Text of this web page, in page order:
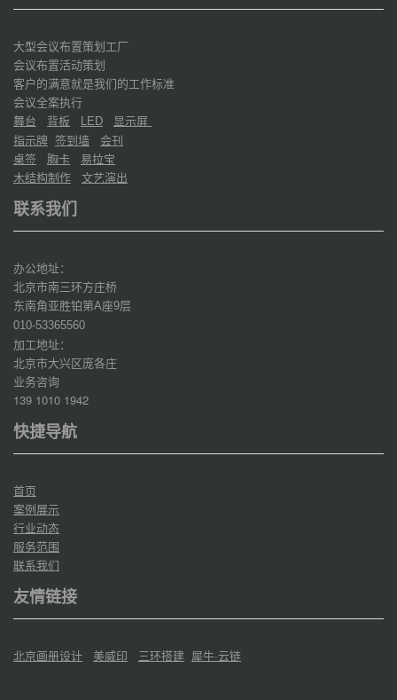
大型会议布置策划工厂
会议布置活动策划
客户的满意就是我们的工作标准
会议全案执行
舞台
背板 LED
显示屏
指示牌 签到墙
会刊
桌签
胸卡
易拉宝
木结构制作
文艺演出
联系我们
办公地址：
北京市南三环方庄桥
东南角亚胜铂第A座9层
010-53365560
加工地址：
北京市大兴区庞各庄
业务咨询
139 1010 1942
快捷导航
首页
案例展示
行业动态
服务范围
联系我们
友情链接
北京画册设计 美威印 三环搭建 犀牛·云链